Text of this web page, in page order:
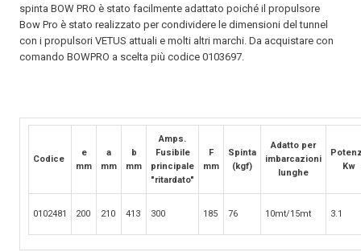
spinta BOW PRO è stato facilmente adattato poiché il propulsore
Bow Pro è stato realizzato per condividere le dimensioni del tunnel
con i propulsori VETUS attuali e molti altri marchi. Da acquistare con
comando BOWPRO a scelta più codice 0103697.
Codice
e
mm
a
mm
b
mm
Amps.
Fusibile
principale
"ritardato"
F
mm
Spinta
(kgf)
Adatto per
imbarcazioni
lunghe
Kw
0102481 200 210 413 300 185 76 10mt/15mt 3.1